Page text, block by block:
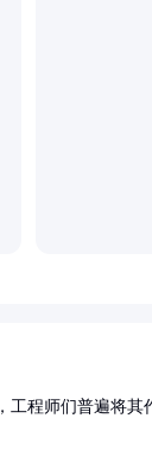
工程师们普遍将其